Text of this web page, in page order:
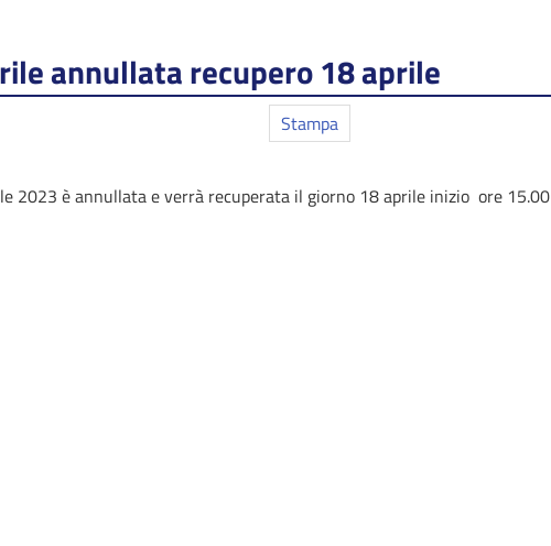
annullata recupero 18 aprile
Stampa
2023 è annullata e verrà recuperata il giorno 18 aprile inizio ore 15.00